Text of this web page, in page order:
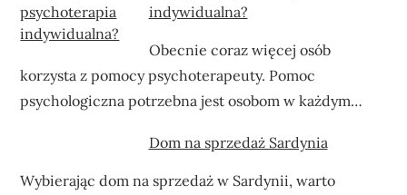
indywidualna?
Obecnie coraz więcej osób
korzysta z pomocy psychoterapeuty. Pomoc
psychologiczna potrzebna jest osobom w każdym…
Dom na sprzedaż Sardynia
Wybierając dom na sprzedaż w Sardynii, warto